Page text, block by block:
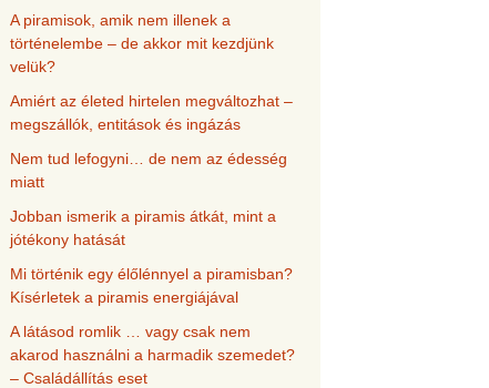
A piramisok, amik nem illenek a
történelembe – de akkor mit kezdjünk
velük?
Amiért az életed hirtelen megváltozhat –
megszállók, entitások és ingázás
Nem tud lefogyni… de nem az édesség
miatt
Jobban ismerik a piramis átkát, mint a
jótékony hatását
Mi történik egy élőlénnyel a piramisban?
Kísérletek a piramis energiájával
A látásod romlik … vagy csak nem
akarod használni a harmadik szemedet?
– Családállítás eset